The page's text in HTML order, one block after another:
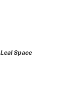
Leal Space